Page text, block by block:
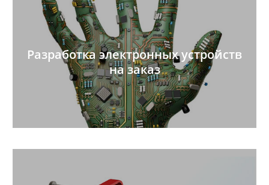
Разработка электронных устройств
на заказ